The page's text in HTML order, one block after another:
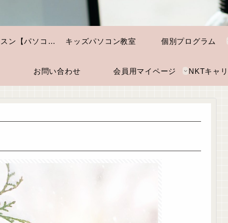
個別レッスン【パソコン・スマホ】 キッズパソコン教室 個別プログラム
お問い合わせ 会員用マイページ